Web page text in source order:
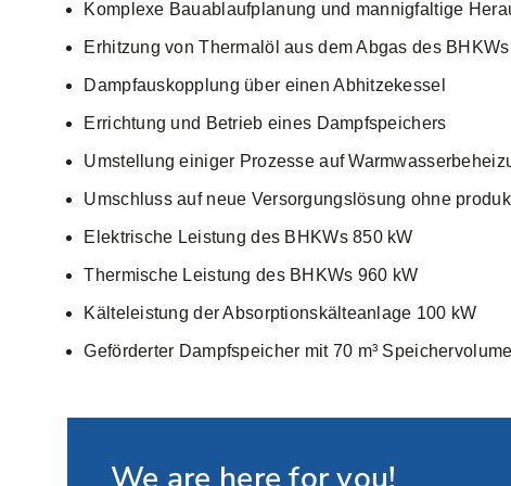
Komplexe Bauablaufplanung und mannigfaltige
Erhitzung von Thermalöl aus dem Abgas des BHKWs
Dampfauskopplung über einen Abhitzekessel
Errichtung und Betrieb eines Dampfspeichers
Umstellung einiger Prozesse auf
Umschluss auf neue Versorgungslösung ohne
Elektrische Leistung des BHKWs 850 kW
Thermische Leistung des BHKWs 960 kW
Kälteleistung der Absorptionskälteanlage 100 kW
Geförderter Dampfspeicher mit 70 m³